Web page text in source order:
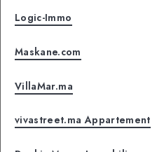
Logic-Immo
Maskane.com
VillaMar.ma
vivastreet.ma Appartement